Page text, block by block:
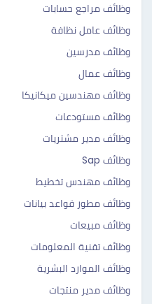
وظائف مراجع حسابات
وظائف عامل نظافة
وظائف مدرسين
وظائف عمال
وظائف مهندسين ميكانيكا
وظائف مستودعات
وظائف مدير مشتريات
وظائف Sap
وظائف مهندس تخطيط
وظائف مطور قواعد بيانات
وظائف مبيعات
وظائف تقنية المعلومات
وظائف الموارد البشرية
وظائف مدير منتجات